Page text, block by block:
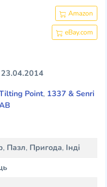
Amazon
eBay.com
23.04.2014
Point, 1337 & Senri
, Пазл, Пригода, Інді